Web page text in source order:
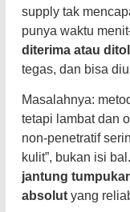
supply tak
punya waktu
diterima atau
tegas, dan bisa
Masalahnya:
tetapi lambat dan
non-penetratif
kulit”, bukan isi
jantung
absolut yang